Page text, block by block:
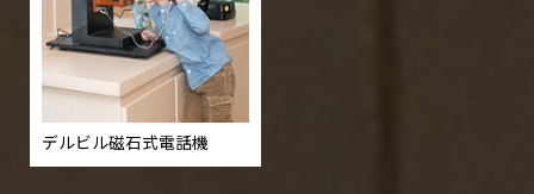
デルビル磁石式電話機